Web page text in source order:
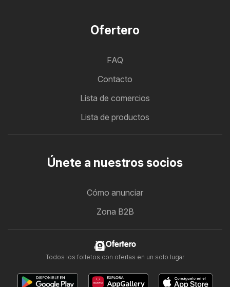
Ofertero
FAQ
Contacto
Lista de comercios
Lista de productos
Únete a nuestros socios
Cómo anunciar
Zona B2B
Ofertero
Todos los folletos con ofertas en un solo lugar